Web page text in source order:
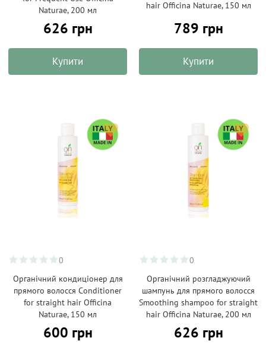
Naturae, 200 мл
626 грн
Купити
hair Officina Naturae, 150 мл
789 грн
Купити
0
Органічний кондиціонер для
прямого волосся Conditioner
for straight hair Officina
Naturae, 150 мл
600 грн
0
Органічний розгладжуючий
шампунь для прямого волосся
Smoothing shampoo for straight
hair Officina Naturae, 200 мл
626 грн